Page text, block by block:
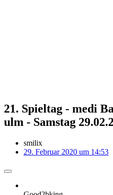
21. Spieltag - medi
ulm - Samstag
smilix
29. Februar 2020 um 14:53